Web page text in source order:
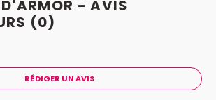
D'ARMOR - AVIS
(0)
RÉDIGER UN AVIS